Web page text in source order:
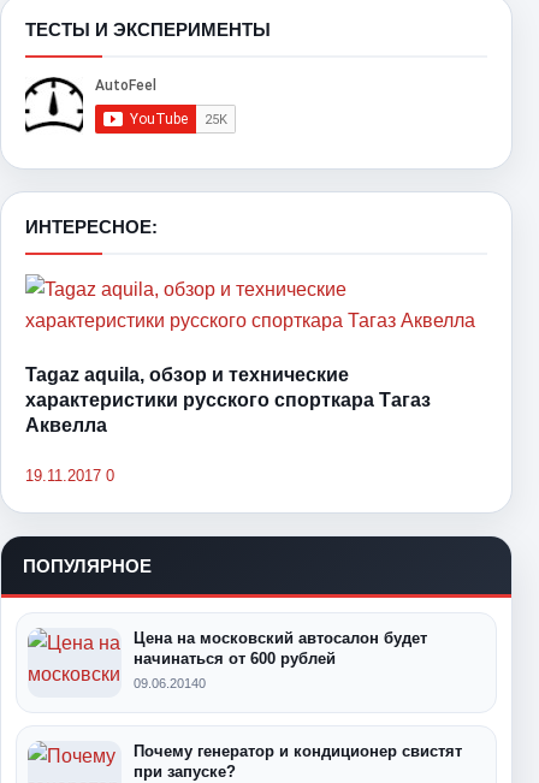
ТЕСТЫ И ЭКСПЕРИМЕНТЫ
ИНТЕРЕСНОЕ:
Tagaz aquila, обзор и технические
характеристики русского спорткара Тагаз
Аквелла
19.11.2017 0
ПОПУЛЯРНОЕ
Цена на московский автосалон будет
начинаться от 600 рублей
09.06.20140
Почему генератор и кондиционер свистят
при запуске?